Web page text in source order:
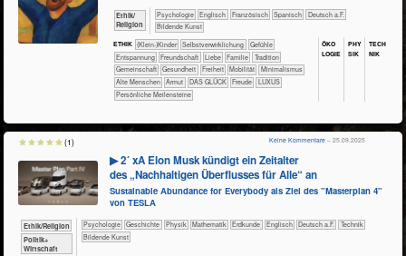
​​​​​​​​​​Ethik/​
Religion
​​​​​​​​​​Psychologie ​​​​Englisch ​​​​Französisch ​​​​Spanisch
​​​Deutsch a.F.
Bildende Kunst
ETHIK (Klein-)Kinder ​​​​​​​​​​​​​​​​​​​​​​​​​​​​​​​​​​​​​​​​Selbst­verwirklichung
​​​​​​​​​​​​​​​Gefühle
​​​​​​​​​​​​​Entspannung
​​​​​​​​​​​​Freundschaft ​​​​​​​​​​​​Liebe ​​​​​​​​​​​Familie
​​​​​​​​​​​Tradition
​​​​​​​​​​Gemeinschaft
​​​​​​Gesundheit ​​​Freiheit ​​​Mobilität
​​Minimalismus
Alte Menschen
Armut DAS GLÜCK Freude
LUXUS
Persönliche Meilensteine
ÖKO​
LOGIE
PHY​
SIK
TECH​
NIK
▶ 2´ xA Elon Musk kündigt ein Zeitalter
des „Nachhaltigen Überflusses für Alle“ an
Sustainable Abundance for Everybody als Ziel des "Masterplan 4"
von TESLA
​​​​​​​​​​Ethik/​Religion
​​​​​​​​​Politik+​
Wirtschaft
​​​​​​​​​​Psychologie ​​​​​​​​Geschichte ​​​​​​​Physik ​​​​​​Mathematik ​​​​​Erdkunde ​​​​Englisch ​​​Deutsch a.F.
​Technik
Bildende Kunst
Keine Kommentare – 25.09.2025
(1)